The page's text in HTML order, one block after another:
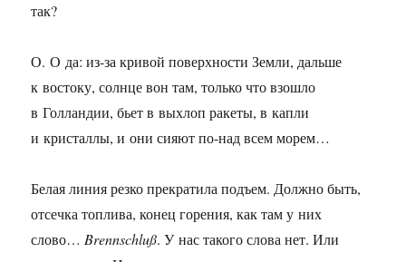
так?
О. О да: из-за кривой поверхности Земли, дальше
к востоку, солнце вон там, только что взошло
в Голландии, бьет в выхлоп ракеты, в капли
и кристаллы, и они сияют по-над всем морем…
Белая линия резко прекратила подъем. Должно быть,
отсечка топлива, конец горения, как там у них
слово… Brennschluß. У нас такого слова нет. Или